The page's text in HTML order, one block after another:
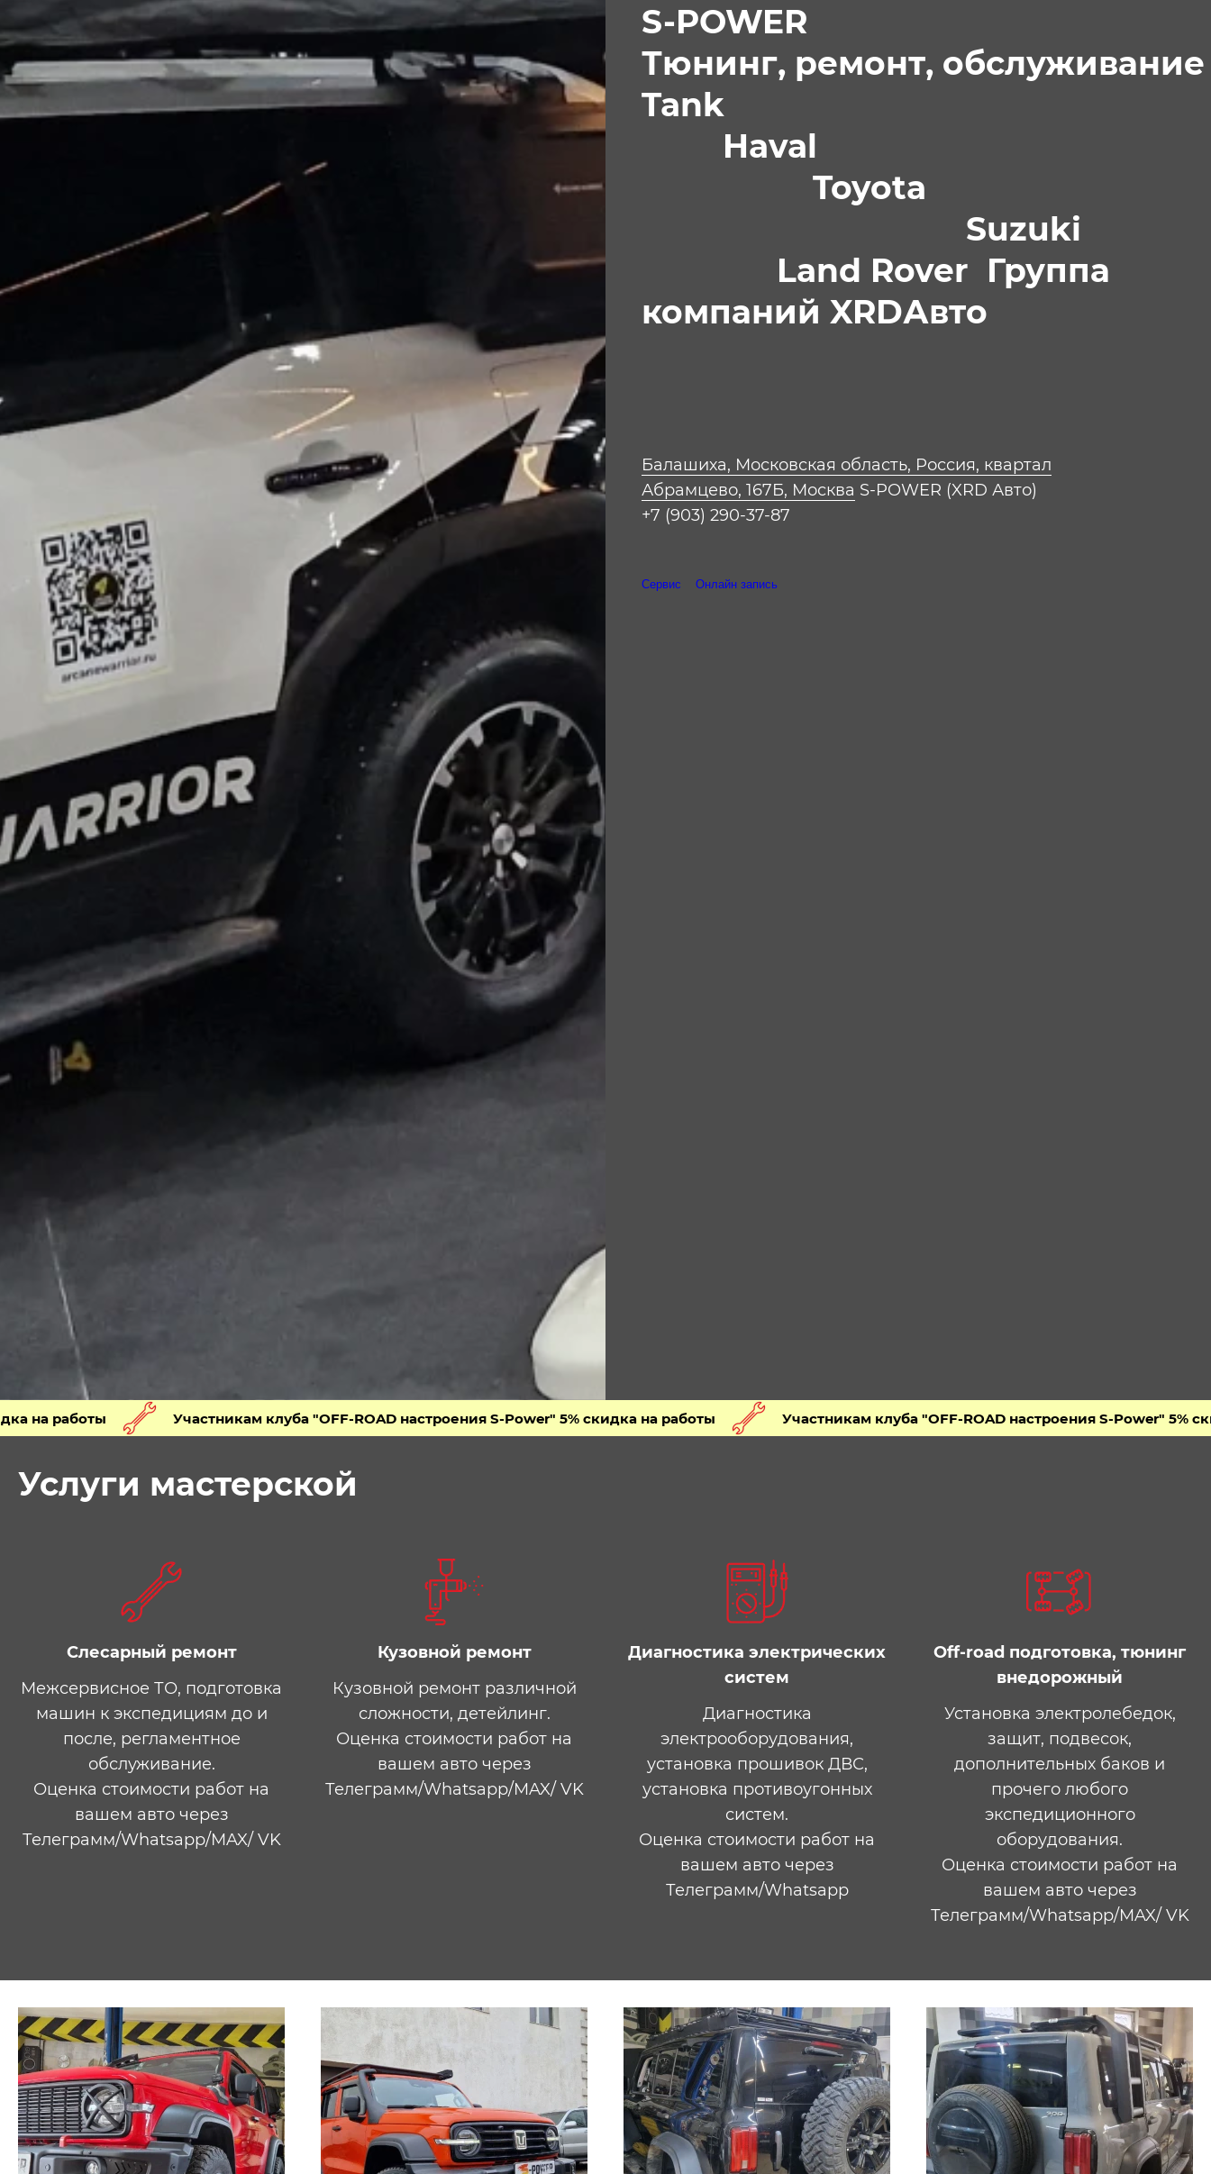
S-POWER
Тюнинг, ремонт,
Tank
Haval
Toyota
Suzuki
Land Rover Группа
компаний XRDАвтo
Балашиха, Московская область, Россия, квартал
Абрамцево, 167Б, Москва S-POWER (XRD Авто)
+7 (903) 290-37-87
Сервис Онлайн запись
Участникам клуба "OFF-ROAD настроения S-Power" 5% скидка на работы Участникам клуба "OFF-ROAD настроения S-Power" 5% скидка на
Услуги мастерской
Слесарный ремонт
Межсервисное ТО, подготовка
машин к экспедициям до и
после, регламентное
обслуживание.
Оценка стоимости работ на
вашем авто через
Телеграмм/Whatsapp/​MAX/ VK
Кузовной ремонт​
Кузовной ремонт различной
сложности, детейлинг.
Оценка стоимости работ на
вашем авто через
Телеграмм/Whatsapp​​/MAX/ VK
Диагностика электрических
систем​
Диагностика
электрооборудования,
установка прошивок ДВС,
установка противоугонных
систем.
Оценка стоимости работ на
вашем авто через
Телеграмм/Whatsapp​​
Off-road подготовка​, тюнинг
внедорожный
Установка электролебедок,
защит, подвесок,
дополнительных баков и
прочего любого
экспедиционного
оборудования.
Оценка стоимости работ на
вашем авто через
Телеграмм/Whatsapp​​/MAX/ VK